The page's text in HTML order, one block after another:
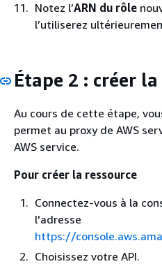
Notez l’ARN du rôle
l’utiliserez
Étape 2 : créer
Au cours de cette étape,
permet au proxy de AWS
AWS service.
Pour créer la ressource
Connectez-vous à la
l'adresse
https://
Choisissez votre API.